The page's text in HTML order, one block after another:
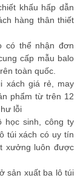
khấu hấp dẫn
hàng thân thiết
có thể nhận đơn
cấp mẫu balo
toàn quốc.
xách giá rẻ, may
phẩm từ trên 12
lỗi
học sinh, công ty
túi xách có uy tín
xưởng luôn được
sản xuất ba lô túi